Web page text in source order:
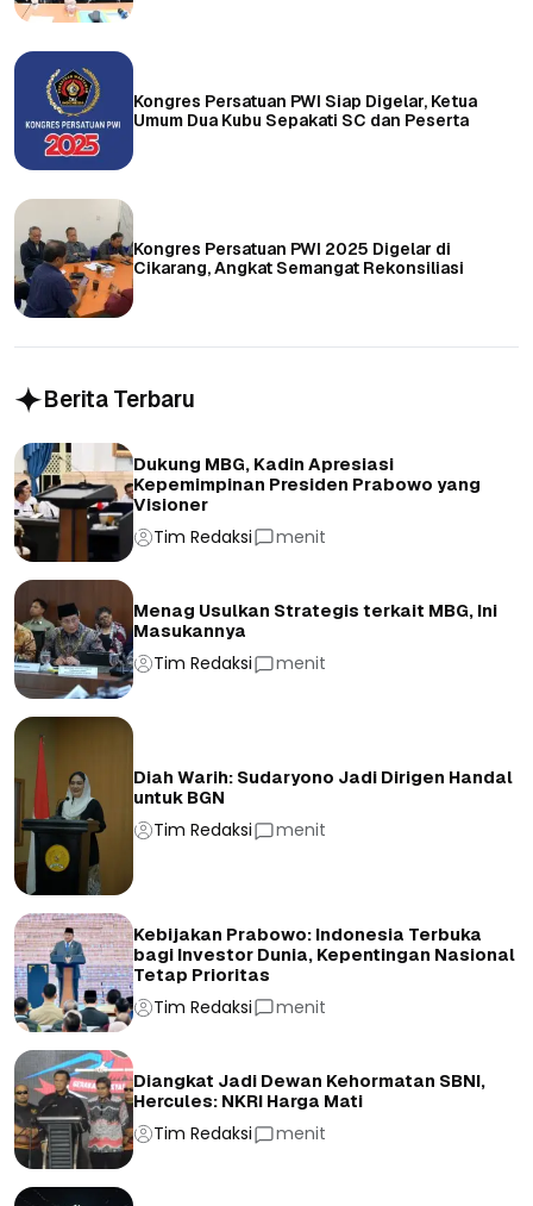
Kongres Persatuan PWI Siap Digelar, Ketua
Umum Dua Kubu Sepakati SC dan Peserta
Kongres Persatuan PWI 2025 Digelar di
Cikarang, Angkat Semangat Rekonsiliasi
Berita Terbaru
Dukung MBG, Kadin Apresiasi
Kepemimpinan Presiden Prabowo yang
Visioner
Tim Redaksi menit
Menag Usulkan Strategis terkait MBG, Ini
Masukannya
Tim Redaksi menit
Diah Warih: Sudaryono Jadi Dirigen Handal
untuk BGN
Tim Redaksi menit
Kebijakan Prabowo: Indonesia Terbuka
bagi Investor Dunia, Kepentingan Nasional
Tetap Prioritas
Tim Redaksi menit
Diangkat Jadi Dewan Kehormatan SBNI,
Hercules: NKRI Harga Mati
Tim Redaksi menit